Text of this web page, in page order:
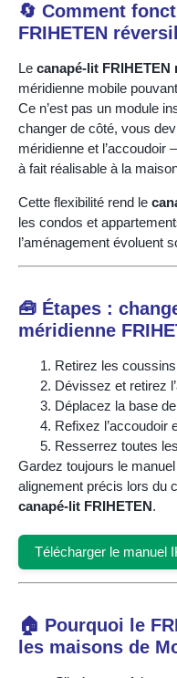
🔄 Comment
FRIHETEN
Le canapé-lit FRIHETEN
méridienne mobile
Ce n’est pas un module
changer de côté, vous
méridienne et l’accoudoir
à fait réalisable à la
Cette flexibilité rend le
les condos et
l’aménagement évoluent
🧰 Étapes :
méridienne
Retirez les
Dévissez et retirez
Déplacez la base
Refixez l’accoudoir
Resserrez toutes
Gardez toujours le
alignement précis lors du
canapé-lit FRIHETEN.
Télécharger le manuel
🏠 Pourquoi le
les maisons de